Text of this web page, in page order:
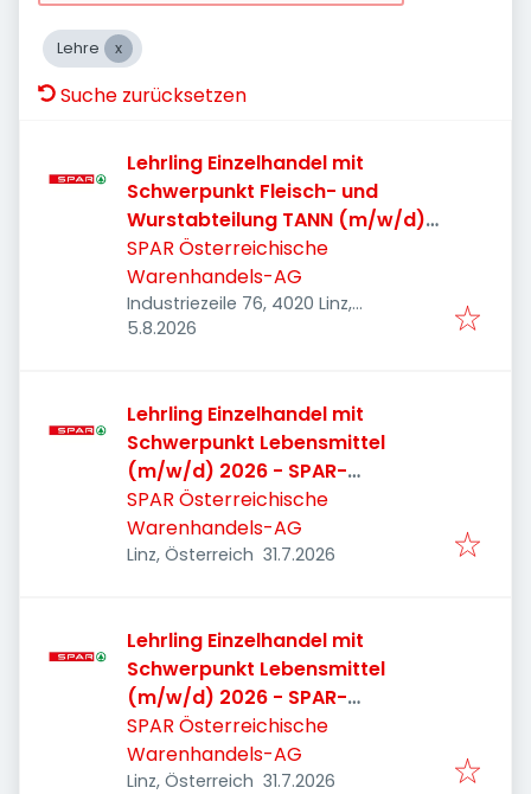
Lehre
Suche zurücksetzen
Lehrling Einzelhandel mit
Schwerpunkt Fleisch- und
Wurstabteilung TANN (m/w/d)
2026 - Linz-Industriezeile
SPAR Österreichische
Warenhandels-AG
Industriezeile 76, 4020 Linz,
Österreich
Veröffentlicht
5.8.2026
Lehrling Einzelhandel mit
Schwerpunkt Lebensmittel
(m/w/d) 2026 - SPAR-
Supermarkt 4020 Linz,
Leharstraße
SPAR Österreichische
Warenhandels-AG
Linz, Österreich Veröffentlicht
31.7.2026
Lehrling Einzelhandel mit
Schwerpunkt Lebensmittel
(m/w/d) 2026 - SPAR-
Supermarkt 4020 Linz,
Stieglbauernstraße
SPAR Österreichische
Warenhandels-AG
Linz, Österreich Veröffentlicht
31.7.2026